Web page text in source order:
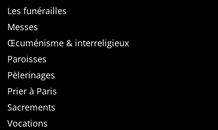
Les funérailles
Messes
Œcuménisme & interreligieux
Paroisses
Pèlerinages
Prier à Paris
Sacrements
Vocations